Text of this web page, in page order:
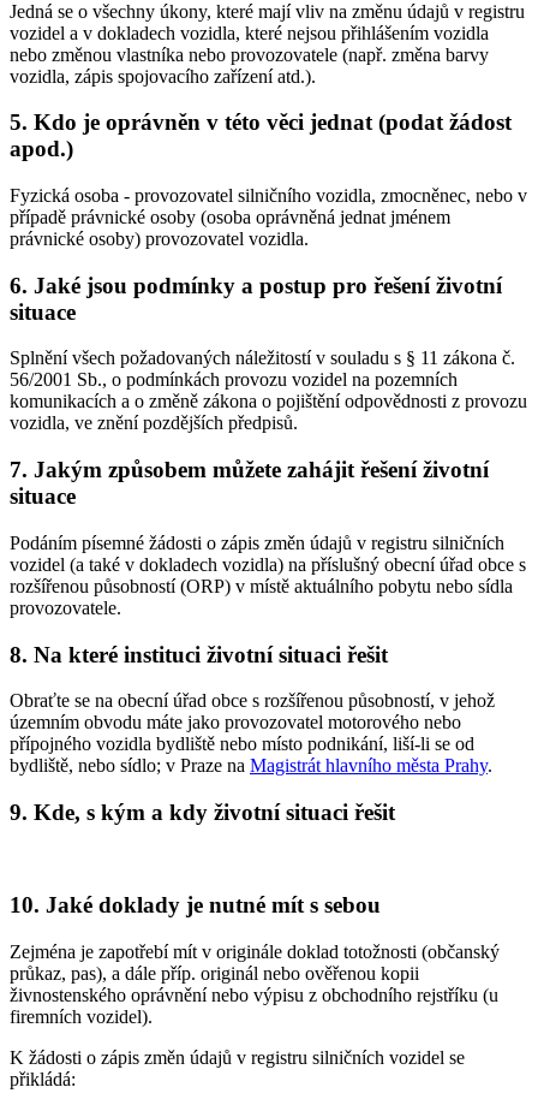
Jedná se o všechny úkony, které mají vliv na změnu údajů v registru
vozidel a v dokladech vozidla, které nejsou přihlášením vozidla
nebo změnou vlastníka nebo provozovatele (např. změna barvy
vozidla, zápis spojovacího zařízení atd.).
5. Kdo je oprávněn v této věci jednat (podat žádost
apod.)
Fyzická osoba - provozovatel silničního vozidla, zmocněnec, nebo v
případě právnické osoby (osoba oprávněná jednat jménem
právnické osoby) provozovatel vozidla.
6. Jaké jsou podmínky a postup pro řešení životní
situace
Splnění všech požadovaných náležitostí v souladu s § 11 zákona č.
56/2001 Sb., o podmínkách provozu vozidel na pozemních
komunikacích a o změně zákona o pojištění odpovědnosti z provozu
vozidla, ve znění pozdějších předpisů.
7. Jakým způsobem můžete zahájit řešení životní
situace
Podáním písemné žádosti o zápis změn údajů v registru silničních
vozidel (a také v dokladech vozidla) na příslušný obecní úřad obce s
rozšířenou působností (ORP) v místě aktuálního pobytu nebo sídla
provozovatele.
8. Na které instituci životní situaci řešit
Obraťte se na obecní úřad obce s rozšířenou působností, v jehož
územním obvodu máte jako provozovatel motorového nebo
přípojného vozidla bydliště nebo místo podnikání, liší-li se od
bydliště, nebo sídlo; v Praze na Magistrát hlavního města Prahy.
9. Kde, s kým a kdy životní situaci řešit
10. Jaké doklady je nutné mít s sebou
Zejména je zapotřebí mít v originále doklad totožnosti (občanský
průkaz, pas), a dále příp. originál nebo ověřenou kopii
živnostenského oprávnění nebo výpisu z obchodního rejstříku (u
firemních vozidel).
K žádosti o zápis změn údajů v registru silničních vozidel se
přikládá: